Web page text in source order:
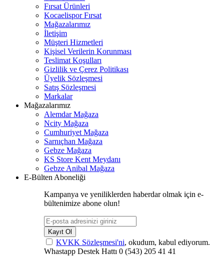
Fırsat Ürünleri
Kocaelispor Fırsat
Mağazalarımız
İletişim
Müşteri Hizmetleri
Kişisel Verilerin Korunması
Teslimat Koşulları
Gizlilik ve Çerez Politikası
Üyelik Sözleşmesi
Satış Sözleşmesi
Markalar
Mağazalarımız
Alemdar Mağaza
Ncity Mağaza
Cumhuriyet Mağaza
Sarnıçhan Mağaza
Gebze Mağaza
KS Store Kent Meydanı
Gebze Anibal Mağaza
E-Bülten Aboneliği
Kampanya ve yeniliklerden haberdar olmak için e-
bültenimize abone olun!
Kayıt Ol
KVKK Sözleşmesi'ni, okudum, kabul ediyorum.
Whastapp Destek Hattı 0 (543) 205 41 41